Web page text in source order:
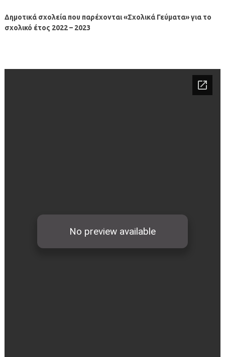
Δημοτικά σχολεία που παρέχονται «Σχολικά Γεύματα» για το
σχολικό έτος 2022 – 2023